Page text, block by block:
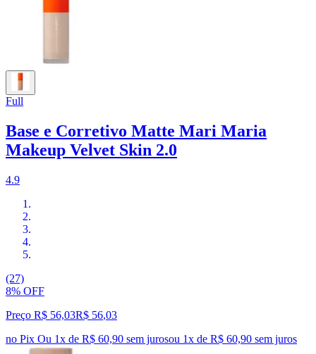
Full
Base e Corretivo Matte Mari Maria
Makeup Velvet Skin 2.0
4.9
(27)
8% OFF
Preço R$ 56,03R$ 56,03
no Pix Ou 1x de R$ 60,90 sem jurosou 1x de R$ 60,90 sem juros